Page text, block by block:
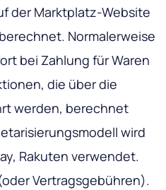
der Marktplatz-Website
Normalerweise
bei Zahlung für Waren
die über die
werden, berechnet
wird
Rakuten verwendet.
Vertragsgebühren).